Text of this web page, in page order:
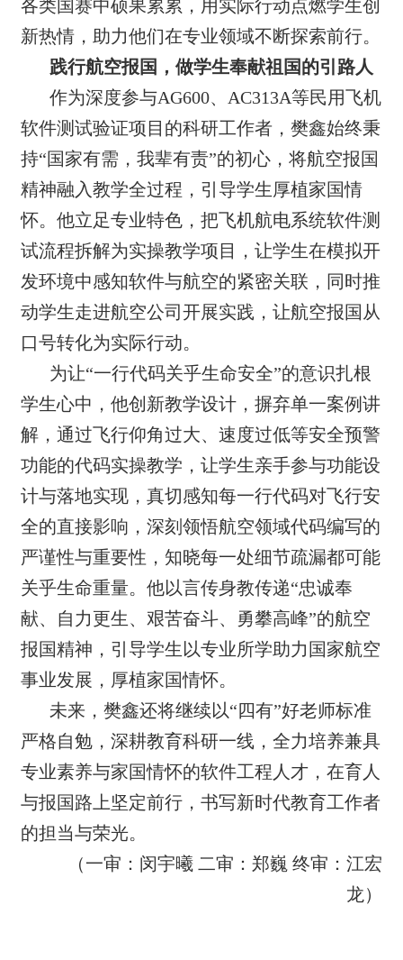
各类国赛中硕果累累，用实际行动点燃学生创
新热情，助力他们在专业领域不断探索前行。
践行航空报国，做学生奉献祖国的引路人
作为深度参与AG600、AC313A等民用飞机
软件测试验证项目的科研工作者，樊鑫始终秉
持“国家有需，我辈有责”的初心，将航空报国
精神融入教学全过程，引导学生厚植家国情
怀。他立足专业特色，把飞机航电系统软件测
试流程拆解为实操教学项目，让学生在模拟开
发环境中感知软件与航空的紧密关联，同时推
动学生走进航空公司开展实践，让航空报国从
口号转化为实际行动。
为让“一行代码关乎生命安全”的意识扎根
学生心中，他创新教学设计，摒弃单一案例讲
解，通过飞行仰角过大、速度过低等安全预警
功能的代码实操教学，让学生亲手参与功能设
计与落地实现，真切感知每一行代码对飞行安
全的直接影响，深刻领悟航空领域代码编写的
严谨性与重要性，知晓每一处细节疏漏都可能
关乎生命重量。他以言传身教传递“忠诚奉
献、自力更生、艰苦奋斗、勇攀高峰”的航空
报国精神，引导学生以专业所学助力国家航空
事业发展，厚植家国情怀。
未来，樊鑫还将继续以“四有”好老师标准
严格自勉，深耕教育科研一线，全力培养兼具
专业素养与家国情怀的软件工程人才，在育人
与报国路上坚定前行，书写新时代教育工作者
的担当与荣光。
（一审： 闵宇曦二审：郑巍 终审 ：江宏
龙）